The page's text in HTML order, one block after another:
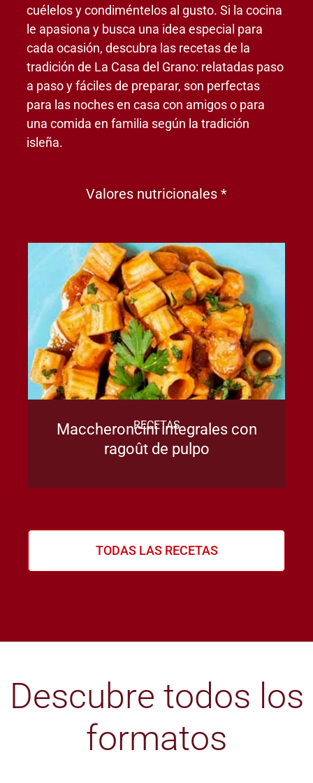
Valores nutricionales *
cuélelos y condiméntelos al gusto. Si la cocina
le apasiona y busca una idea especial para
cada ocasión, descubra las recetas de la
tradición de La Casa del Grano: relatadas paso
a paso y fáciles de preparar, son perfectas
para las noches en casa con amigos o para
una comida en familia según la tradición
isleña.
RECETAS
Maccheroncini integrales con
ragoût de pulpo
TODAS LAS RECETAS
Descubre todos los
formatos